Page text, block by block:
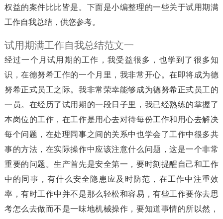
权益的案件比比皆是。下面是小编整理的一些关于试用期满
工作自我总结，供您参考。
试用期满工作自我总结范文一
经过一个月试用期的工作，我受益很多，也学到了很多知
识，在德努希工作的一个月里，我非常开心。在即将成为德
努希正式员工之际。我非常荣幸能够成为德努希正式员工的
一员。在经历了试用期的一段日子里，我已经熟练的掌握了
本岗位的工作，在工作是用心去对待每份工作和用心去解决
每个问题，在处理同事之间的关系中也学会了工作中很多共
事的方法，在实际操作中应该注意什么问题，这是一个非常
重要的问题。生产首先是安全第一，要时刻提醒自己和工作
中的同事，有什么安全隐患应及时防范，在工作中注重效
率，有时工作中并不是那么轻松和容易，有些工作要你去思
考怎么去做而不是一味地机械操作，要知道事情的所以然，